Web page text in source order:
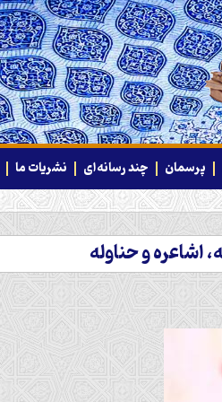
پرسمان چند رسانه‌ای نشریات ما
اشاعره و حناوله